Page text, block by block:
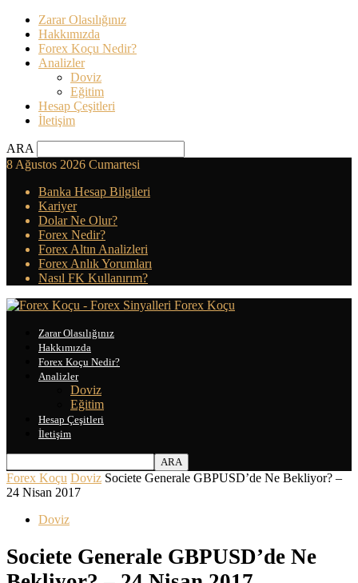
Zarar Olasılığınız
Hakkımızda
Forex Koçu Nedir?
Analizler
Doviz
Eğitim
Hesap Çeşitleri
İletişim
ARA
8 Ağustos 2026 Cumartesi
Banka Hesap Bilgileri
Kariyer
Dolar Ne Olur?
Forex Nedir?
Forex Altın Analizleri
Forex Anlık Yorumları
Nasıl FK Kullanırım?
Forex Koçu
Zarar Olasılığınız
Hakkımızda
Forex Koçu Nedir?
Analizler
Doviz
Eğitim
Hesap Çeşitleri
İletişim
Forex Koçu Doviz Societe Generale GBPUSD’de Ne Bekliyor? –
24 Nisan 2017
Doviz
Societe Generale GBPUSD’de Ne